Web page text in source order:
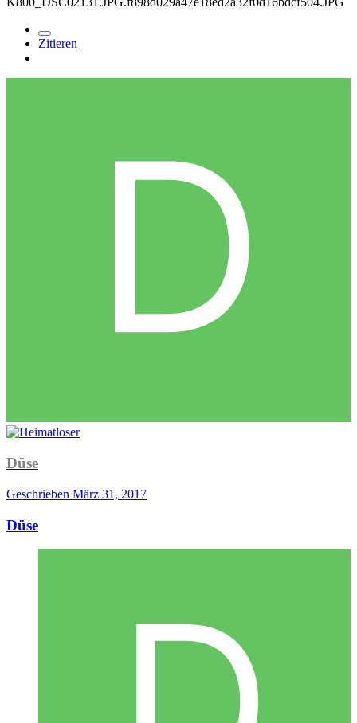
Zitieren
Düse
Geschrieben März 31, 2017
Düse